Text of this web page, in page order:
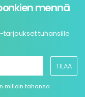
mennä
tuhansille
TILAA
milloin tahansa